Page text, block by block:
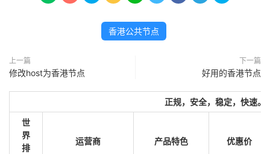
香港公共节点
上一篇
修改host为香港节点
下一篇
好用的香港节点
正规，安全，稳定，快速。
世
界
排
运营商 产品特色 优惠价